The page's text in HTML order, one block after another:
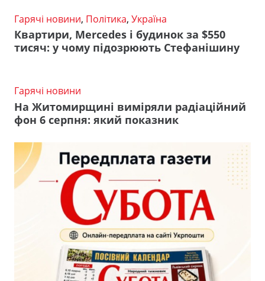
Гарячі новини, Політика, Україна
Квартири, Mercedes і будинок за $550
тисяч: у чому підозрюють Стефанішину
Гарячі новини
На Житомирщині виміряли радіаційний
фон 6 серпня: який показник